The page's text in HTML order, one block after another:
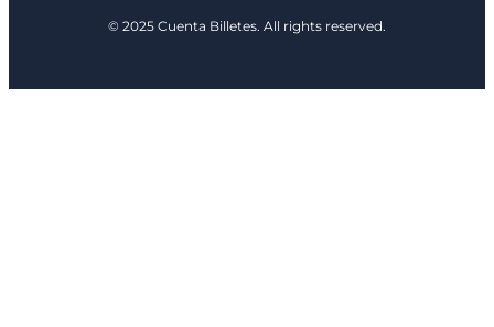
© 2025 Cuenta Billetes. All rights reserved.